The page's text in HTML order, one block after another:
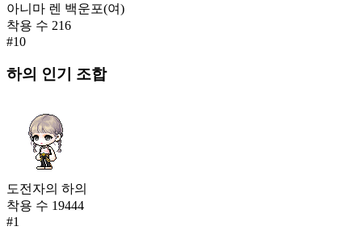
아니마 렌 백운포(여)
착용 수 216
#10
하의 인기 조합
도전자의 하의
착용 수 19444
#1